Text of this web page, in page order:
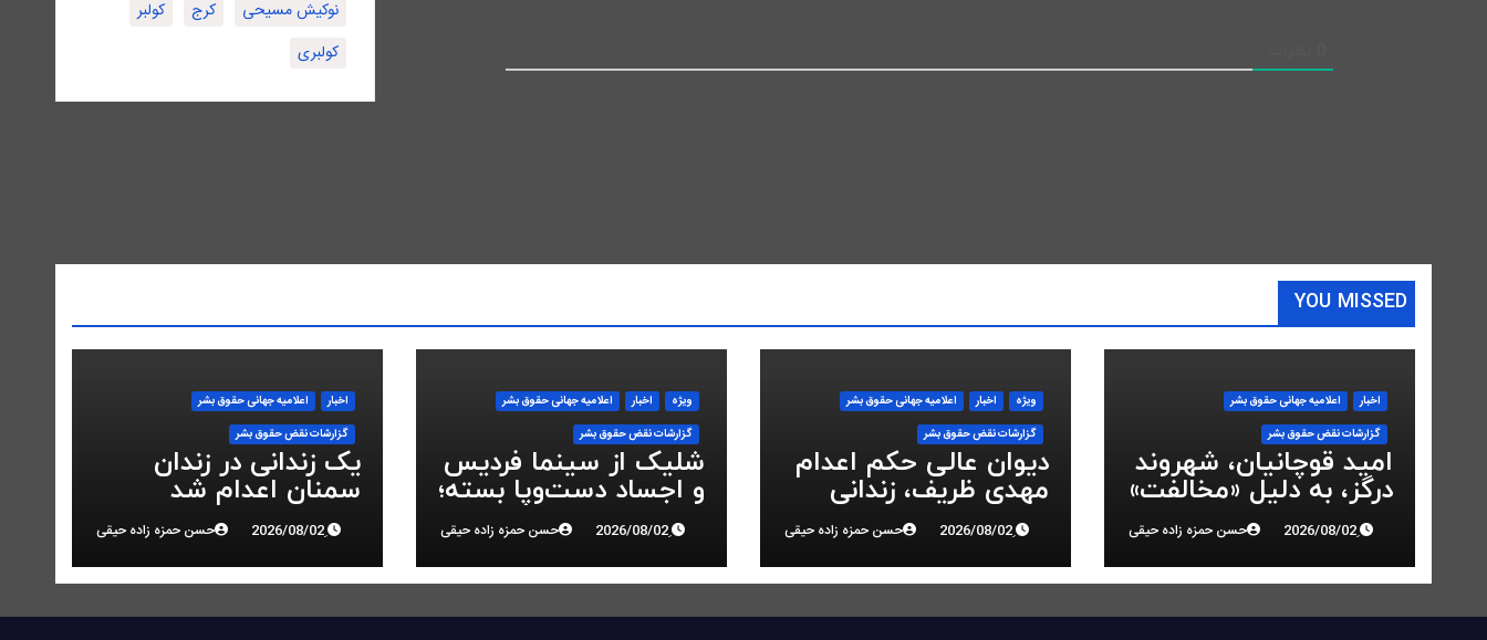
نوکیش مسیحی
کرج
کولبر
کولبری
YOU MISSED
اخبار
اعلاميه جهانی حقوق بشر
گزارشات نقض حقوق بشر
امید قوچانیان، شهروند
درگز، به دلیل «مخالفت»
با حکومت به ۵ سال
زندان محکوم شدحسن حمزه زاده حیقی
ویژه اخبار
اعلاميه جهانی حقوق بشر
گزارشات نقض حقوق بشر
دیوان عالی حکم اعدام
مهدی ظریف، زندانی
انقلاب ملی، را تایید کرد
حسن حمزه زاده حیقی
ویژه اخبار
اعلاميه جهانی حقوق بشر
گزارشات نقض حقوق بشر
شلیک از سینما فردیس
و اجساد دست‌وپا بسته؛
سرکوب انقلاب ملی در
البرز حسن حمزه زاده حیقی
اخبار
اعلاميه جهانی حقوق بشر
گزارشات نقض حقوق بشر
یک زندانی در زندان
سمنان اعدام شد
حسن حمزه زاده حیقی